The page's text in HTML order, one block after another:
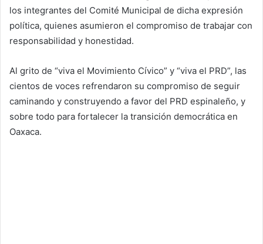
los integrantes del Comité Municipal de dicha expresión
política, quienes asumieron el compromiso de trabajar con
responsabilidad y honestidad.
Al grito de “viva el Movimiento Cívico” y “viva el PRD”, las
cientos de voces refrendaron su compromiso de seguir
caminando y construyendo a favor del PRD espinaleño, y
sobre todo para fortalecer la transición democrática en
Oaxaca.